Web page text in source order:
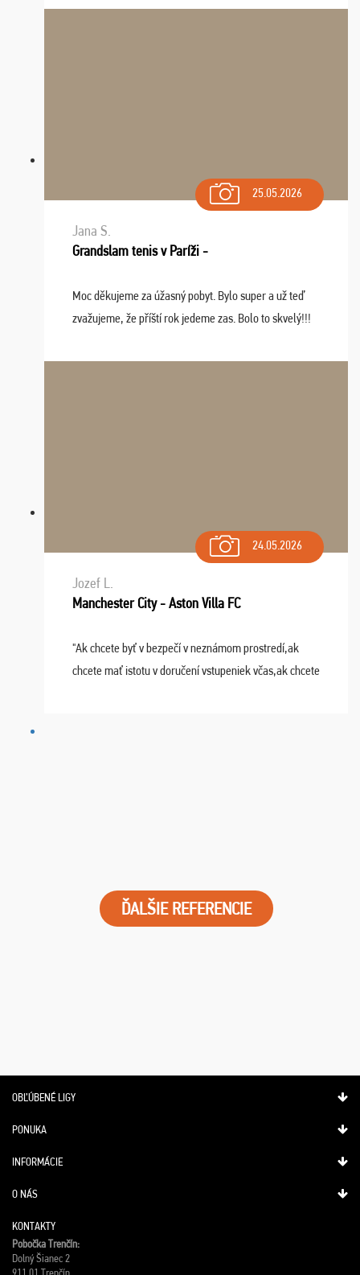
spomínať a zväžujeme repete budúci rok : ...
25.05.2026
Jana S.
Grandslam tenis v Paríži -
Moc děkujeme za úžasný pobyt. Bylo super a už teď
zvažujeme, že příští rok jedeme zas. Bolo to skvelý!!!
24.05.2026
Jozef L.
Manchester City - Aston Villa FC
"Ak chcete byť v bezpečí v neznámom prostredí,ak
chcete mať istotu v doručení vstupeniek včas,ak chcete
ĎALŠIE REFERENCIE
OBĽÚBENÉ LIGY
PONUKA
INFORMÁCIE
O NÁS
KONTAKTY
Pobočka Trenčín:
Dolný Šianec 2